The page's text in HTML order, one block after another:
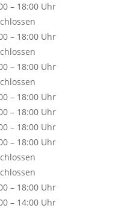
– 18:00 Uhr
– 18:00 Uhr
– 18:00 Uhr
– 18:00 Uhr
– 18:00 Uhr
– 18:00 Uhr
– 18:00 Uhr
– 18:00 Uhr
– 14:00 Uhr